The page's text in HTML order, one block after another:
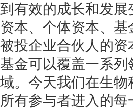
到有效的成长和发
资本、个体资本、
被投企业合伙人的
基金可以覆盖一系
域。今天我们在生
所有参与者进入的